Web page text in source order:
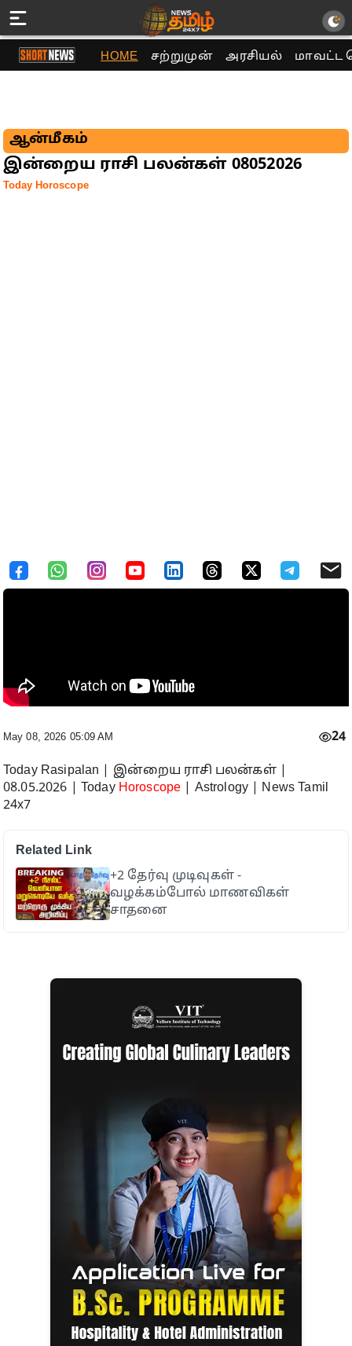
HOME சற்றுமுன் அரசியல் மாவட்ட
ஆன்மீகம்
இன்றைய ராசி பலன்கள் 08052026
Today Horoscope
May 08, 2026 05:09 AM 24
Today Rasipalan | இன்றைய ராசி பலன்கள் |
08.05.2026 | Today Horoscope | Astrology | News Tamil
24x7
Related Link
+2 தேர்வு முடிவுகள் -
வழக்கம்போல் மாணவிகள்
சாதனை